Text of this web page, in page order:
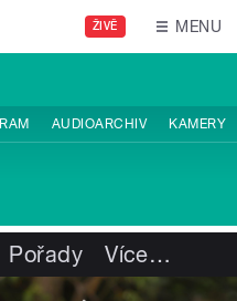
ŽIVĚ MENU
AUDIOARCHIV KAMERY
Pořady Více…